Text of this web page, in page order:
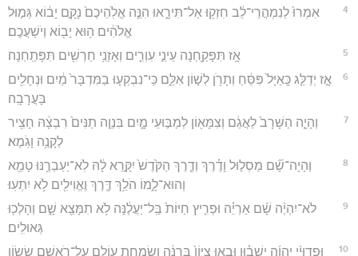
4
אִמְרוּ֙ לְנִמְהֲרֵי־לֵ֔ב חִזְק֖וּ אַל־תִּירָ֑אוּ הִנֵּ֤ה אֱלֹֽהֵיכֶם֙ נָקָ֣ם יָב֔וֹא גְּמ֣וּל
אֱלֹהִ֔ים ה֥וּא יָב֖וֹא וְיֹשַׁעֲכֶֽם׃
5 אָ֥ז תִּפָּקַ֖חְנָה עֵינֵ֣י עִוְרִ֑ים וְאָזְנֵ֥י חֵרְשִׁ֖ים תִּפָּתַֽחְנָה׃
6
אָ֣ז יְדַלֵּ֤ג כָּֽאַיָּל֙ פִּסֵּ֔חַ וְתָרֹ֖ן לְשׁ֣וֹן אִלֵּ֑ם כִּֽי־נִבְקְע֤וּ בַמִּדְבָּר֙ מַ֔יִם וּנְחָלִ֖ים
בָּעֲרָבָֽה׃
7
וְהָיָ֤ה הַשָּׁרָב֙ לַאֲגַ֔ם וְצִמָּא֖וֹן לְמַבּ֣וּעֵי מָ֑יִם בִּנְוֵ֤ה תַנִּים֙ רִבְצָ֔הּ חָצִ֖יר
לְקָנֶ֥ה וָגֹֽמֶא׃
8
וְהָיָה־שָׁ֞ם מַסְל֣וּל וָדֶ֗רֶךְ וְדֶ֤רֶךְ הַקֹּ֙דֶשׁ֙ יִקָּ֣רֵא לָ֔הּ לֹֽא־יַעַבְרֶ֥נּוּ טָמֵ֖א
וְהוּא־לָ֑מוֹ הֹלֵ֥ךְ דֶּ֛רֶךְ וֶאֱוִילִ֖ים לֹ֥א יִתְעֽוּ׃
9
לֹא־יִהְיֶ֨ה שָׁ֜ם אַרְיֵ֗ה וּפְרִ֤יץ חַיּוֹת֙ בַּֽל־יַעֲלֶ֔נָּה לֹ֥א תִמָּצֵ֖א שָׁ֑ם וְהָלְכ֖וּ
גְּאוּלִֽים׃
10 וּפְדוּיֵ֨י יְהוָ֜ה יְשֻׁב֗וּן וּבָ֤אוּ צִיּוֹן֙ בְּרִנָּ֔ה וְשִׂמְחַ֥ת עוֹלָ֖ם עַל־רֹאשָׁ֑ם שָׂשׂ֤וֹן